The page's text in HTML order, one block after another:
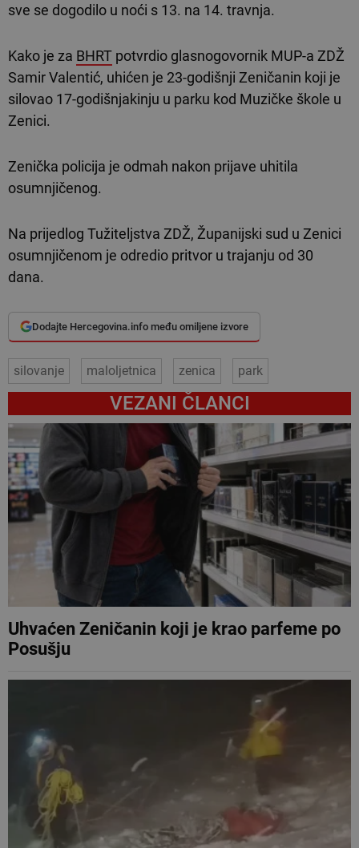
sve se dogodilo u noći s 13. na 14. travnja.
Kako je za BHRT potvrdio glasnogovornik MUP-a ZDŽ
Samir Valentić, uhićen je 23-godišnji Zeničanin koji je
silovao 17-godišnjakinju u parku kod Muzičke škole u
Zenici.
Zenička policija je odmah nakon prijave uhitila
osumnjičenog.
Na prijedlog Tužiteljstva ZDŽ, Županijski sud u Zenici
osumnjičenom je odredio pritvor u trajanju od 30
dana.
Dodajte Hercegovina.info među omiljene izvore
silovanje maloljetnica zenica park
VEZANI ČLANCI
Uhvaćen Zeničanin koji je krao parfeme po
Posušju